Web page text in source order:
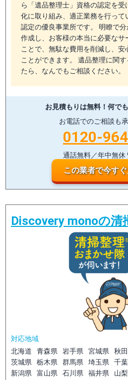
ら「遺品整理士」資格の認定を
化に取り組み、適正業務を行って
認定の優良事業所です。 明瞭で
作成し、お客様の本当に必要なサ
ことで、無駄な費用を削減し、安
ことができます。 遺品整理に関
たら、なんでもご相談ください。
お見積もりは無料！ 何で
お電話でのご相談も
0120-
通話無料／年中無休
この業者で今す
Discovery monoの清
対応地域
北海道
青森県 岩手県 宮城県 秋
茨城県
栃木県 群馬県 埼玉県 千
新潟県
富山県 石川県 福井県 山